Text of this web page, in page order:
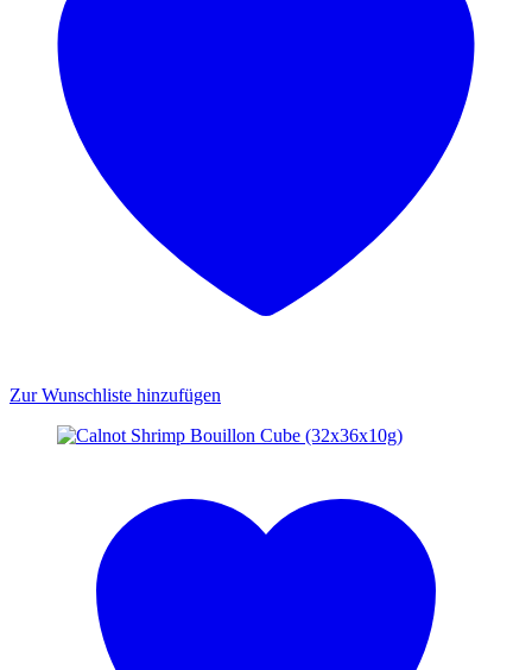
Zur Wunschliste hinzufügen